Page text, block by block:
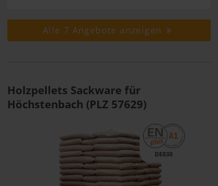
Alle 7 Angebote anzeigen
Holzpellets Sackware für
Höchstenbach (PLZ 57629)
DE030